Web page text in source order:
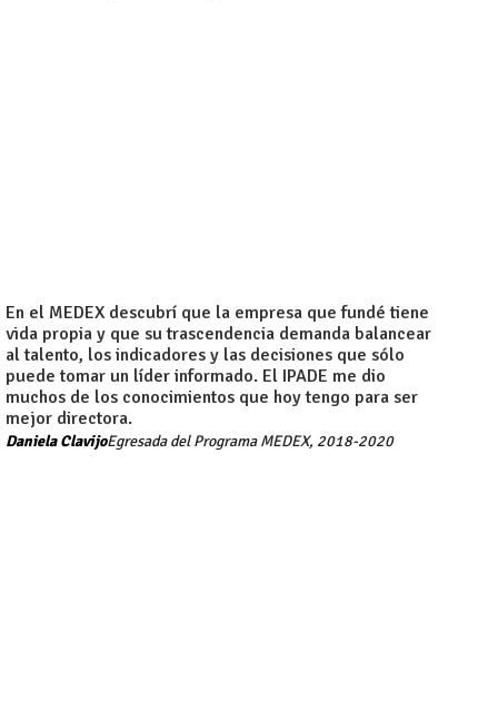
En el MEDEX descubrí que la empresa que fundé tiene
vida propia y que su trascendencia demanda balancear
al talento, los indicadores y las decisiones que sólo
puede tomar un líder informado. El IPADE me dio
muchos de los conocimientos que hoy tengo para ser
mejor directora.
Daniela ClavijoEgresada del Programa MEDEX, 2018-2020